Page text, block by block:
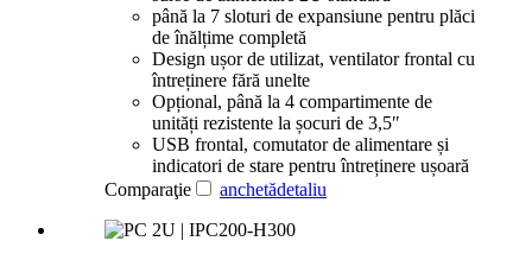
până la 7 sloturi de expansiune pentru plăci
de înălțime completă
Design ușor de utilizat, ventilator frontal cu
întreținere fără unelte
Opțional, până la 4 compartimente de
unități rezistente la șocuri de 3,5″
USB frontal, comutator de alimentare și
indicatori de stare pentru întreținere ușoară
Comparaţie
anchetădetaliu